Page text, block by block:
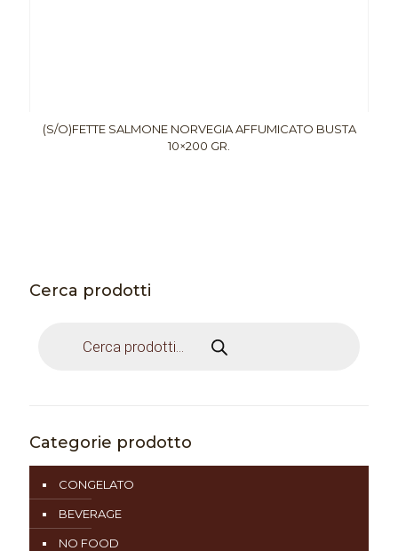
(S/O)FETTE SALMONE NORVEGIA AFFUMICATO BUSTA
10×200 GR.
Cerca prodotti
Categorie prodotto
CONGELATO
BEVERAGE
NO FOOD